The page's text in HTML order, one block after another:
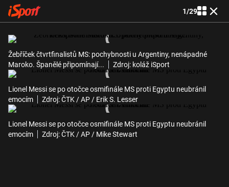
1/29
Žebříček čtvrtfinalistů MS: pochybnosti u Argentiny, nenápadné
Maroko. Španělé připomínají...
Zdroj: koláž iSport
Lionel Messi se po otočce osmifinále MS proti Egyptu neubránil
emocím
Zdroj: ČTK / AP / Erik S. Lesser
Lionel Messi se po otočce osmifinále MS proti Egyptu neubránil
emocím
Zdroj: ČTK / AP / Mike Stewart